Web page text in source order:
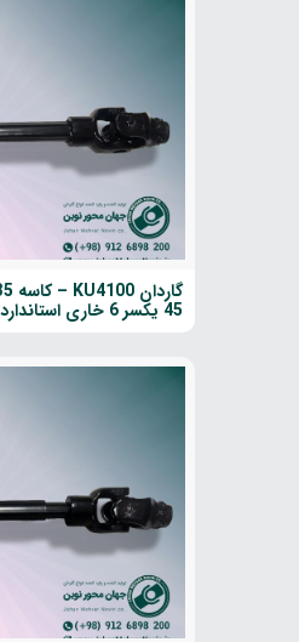
45 یکسر 6 خاری استاندارد – لوله 3 گوش